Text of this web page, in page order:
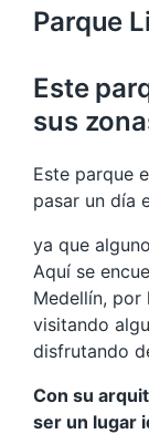
Parque
Este
sus
Este parque
pasar un día
ya que
Aquí se
Medellín,
visitando
disfrutando
Con su
ser un lugar